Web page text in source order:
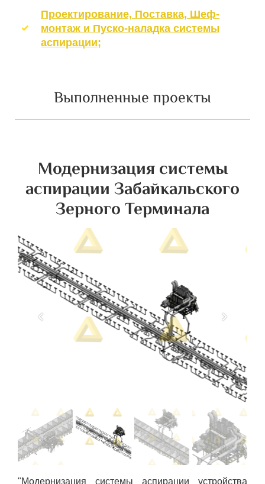
Проектирование, Поставка, Шеф-
монтаж и Пуско-наладка системы
аспирации;
Выполненные проекты
Модернизация системы
аспирации Забайкальского
Зерного Терминала
"Модернизация системы аспирации устройства